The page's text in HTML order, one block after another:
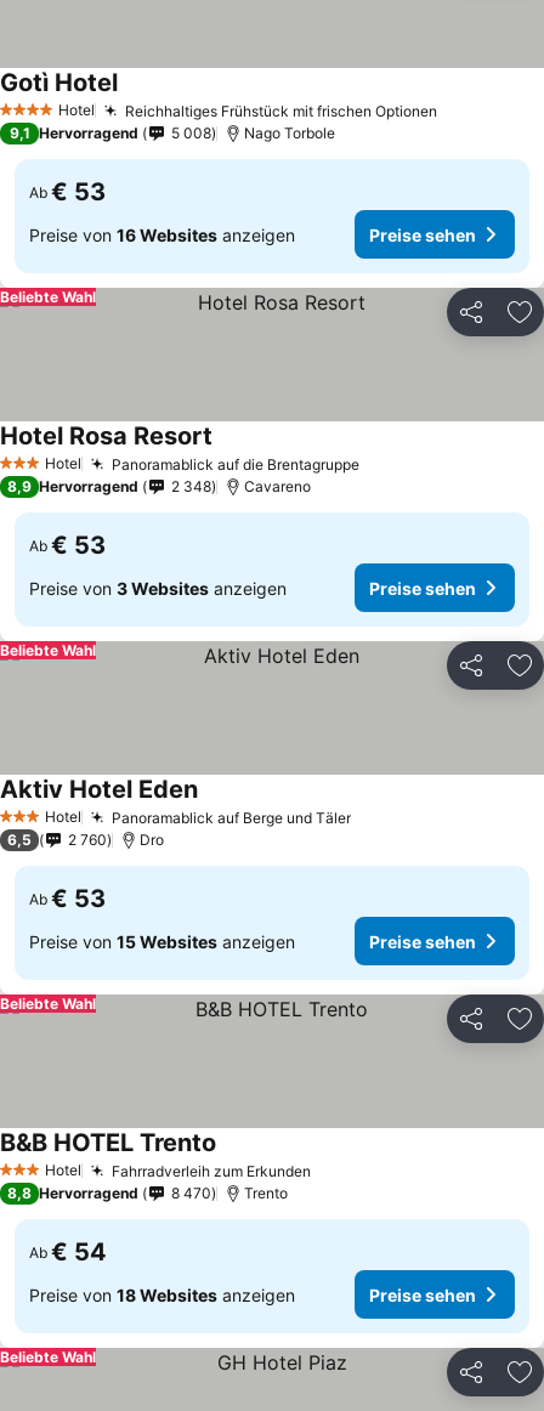
4 Sterne Hotel Reichhaltiges Frühstück mit frischen Optionen
Gotì Hotel
9,1 Hervorragend 5 008 Nago Torbole
Ab € 53
Preise von 16 Websites anzeigen Preise sehen
Teilen
Beliebte Wahl
3 SterneHotel Panoramablick auf die Brentagruppe
Hotel Rosa Resort
8,9 Hervorragend 2 348 Cavareno
Ab € 53
Preise von 3 Websites anzeigen Preise sehen
Teilen
Beliebte Wahl
3 SterneHotel Panoramablick auf Berge und Täler
Aktiv Hotel Eden
6,5 2 760 Dro
Ab € 53
Preise von 15 Websites anzeigen Preise sehen
Teilen
Beliebte Wahl
3 SterneHotel Fahrradverleih zum Erkunden
B&B HOTEL Trento
8,8 Hervorragend 8 470 Trento
Ab € 54
Preise von 18 Websites anzeigen Preise sehen
Teilen
Beliebte Wahl